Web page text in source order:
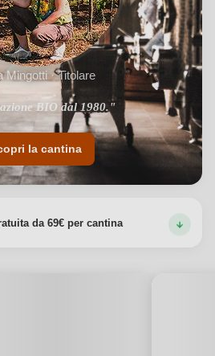
Mingotti · Titolare
BIO dal 1980."
ai piedi dei Castelli Romani."
la cantina
da 69€ per cantina